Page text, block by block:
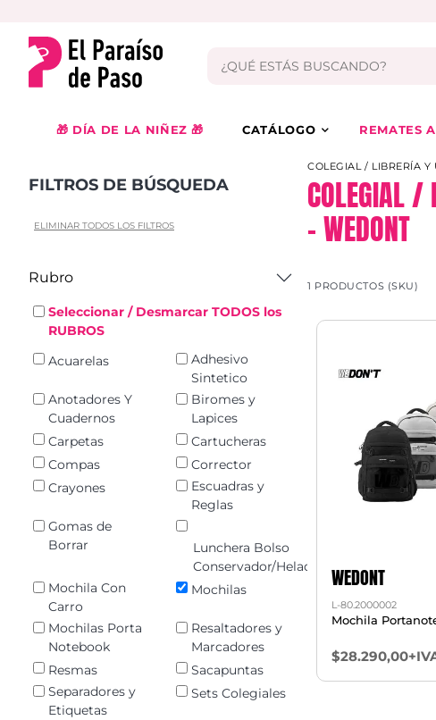
🎁 DÍA DE LA NIÑEZ 🎁 CATÁLOGO REMATES
FILTROS DE BÚSQUEDA
ELIMINAR TODOS LOS FILTROS
Rubro
Seleccionar / Desmarcar TODOS los
RUBROS
Acuarelas
Adhesivo
Sintetico
Anotadores Y
Cuadernos
Biromes y
Lapices
Carpetas
Cartucheras
Compas
Corrector
Crayones
Escuadras y
Reglas
Gomas de
Borrar
Lunchera Bolso
Conservador/Heladerita
Mochila Con
Carro
Mochilas
Mochilas Porta
Notebook
Resaltadores y
Marcadores
Resmas
Sacapuntas
Separadores y
Etiquetas
Sets Colegiales
COLEGIAL / LIBRERÍA Y
COLEGIAL /
– WEDONT
1 PRODUCTOS (SKU)
WEDONT
L-80.2000002
Mochila